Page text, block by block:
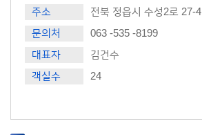
주소
전북 정읍시 수성2로 27-4
문의처
063 -535 -8199
대표자
김건수
객실수
24